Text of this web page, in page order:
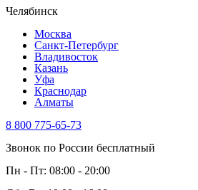
Челябинск
Москва
Санкт-Петербург
Владивосток
Казань
Уфа
Краснодар
Алматы
8 800 775-65-73
Звонок по России бесплатный
Пн - Пт: 08:00 - 20:00